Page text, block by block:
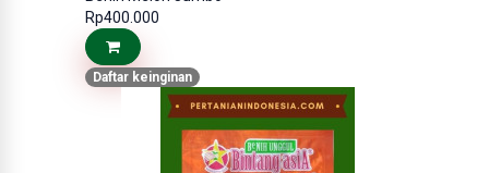
Rp400.000
Daftar keinginan